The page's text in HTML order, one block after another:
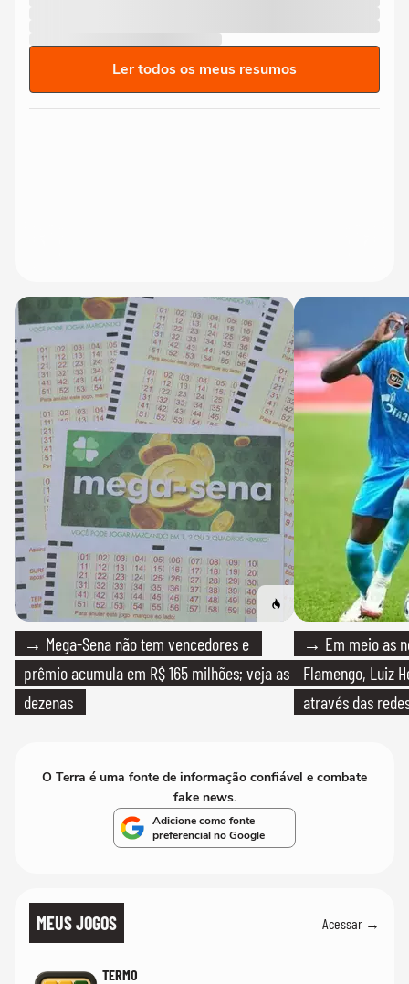
Ler todos os meus resumos
→ Mega-Sena não tem vencedores e
prêmio acumula em R$ 165 milhões; veja as
dezenas
→ Em meio as
Flamengo, Luiz
através das
O Terra é uma fonte de informação confiável e combate
fake news.
Adicione como fonte
preferencial no Google
MEUS JOGOS Acessar →
TERMO